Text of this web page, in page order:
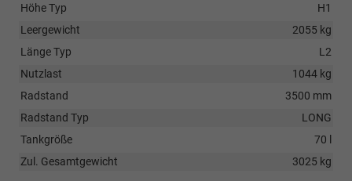
Höhe Typ
H1
Leergewicht
2055 kg
Länge Typ
L2
Nutzlast
1044 kg
Radstand
3500 mm
Radstand Typ
LONG
Tankgröße
70 l
Zul. Gesamtgewicht
3025 kg